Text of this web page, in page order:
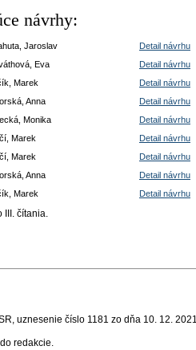
návrhy:
Jaroslav Detail návrhu
Eva Detail návrhu
Marek Detail návrhu
Anna Detail návrhu
Monika Detail návrhu
Marek Detail návrhu
Marek Detail návrhu
Anna Detail návrhu
Marek Detail návrhu
III. čítania
uznesenie číslo 1181 zo dňa 10. 12. 2021
redakcie.